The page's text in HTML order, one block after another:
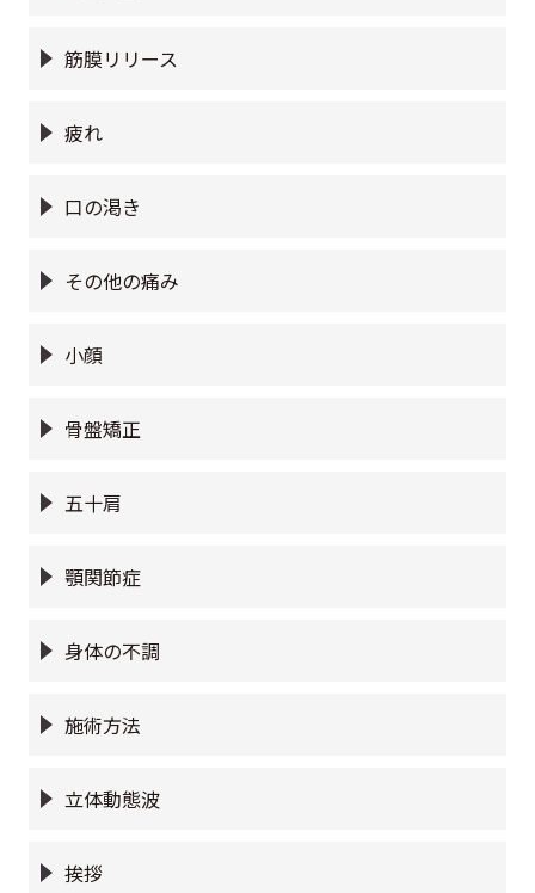
筋膜リリース
疲れ
口の渇き
その他の痛み
小顔
骨盤矯正
五十肩
顎関節症
身体の不調
施術方法
立体動態波
挨拶